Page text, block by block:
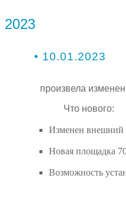
2023
• 10.01.2023
произвела
Что нового:
Изменен внешний
Новая площадка
Возможность